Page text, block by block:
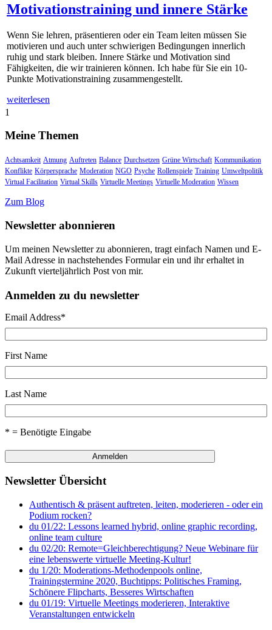
Motivationstraining und innere Stärke
Wenn Sie lehren, präsentieren oder ein Team leiten müssen Sie
motivieren und auch unter schwierigen Bedingungen innerlich
ruhig und stark bleiben. Innere Stärke und Motivation sind
Fähigkeiten, die wir trainieren können. Ich habe für Sie ein 10-
Punkte Motivationstraining zusammengestellt.
weiterlesen
1
Meine Themen
Achtsamkeit Atmung Auftreten Balance Durchsetzen Grüne Wirtschaft Kommunikation
Konflikte Körpersprache Moderation NGO Psyche Rollenspiele Training Umweltpolitik
Virtual Facilitation Virtual Skills Virtuelle Meetings Virtuelle Moderation Wissen
Zum Blog
Newsletter abonnieren
Um meinen Newsletter zu abonnieren, tragt einfach Namen und E-
Mail Adresse in nachstehendes Formular ein und ihr erhaltet in
Zukunft vierteljährlich Post von mir.
Anmelden zu du newsletter
Email Address*
First Name
Last Name
* = Benötigte Eingabe
Newsletter Übersicht
Authentisch & präsent auftreten, leiten, moderieren - oder ein
Podium rocken?
du 01/22: Lessons learned hybrid, online graphic recording,
online team culture
du 02/20: Remote=Gleichberechtigung? Neue Webinare für
eine lebenswerte virtuelle Meeting-Kultur!
du 1/20: Moderations-Methodenpools online,
Trainingstermine 2020, Buchtipps: Politisches Framing,
Schönere Flipcharts, Besseres Wirtschaften
du 01/19: Virtuelle Meetings moderieren, Interaktive
Veranstaltungen entwickeln